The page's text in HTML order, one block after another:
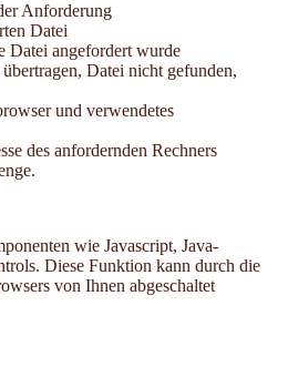
Anforderung
Datei
Datei angefordert wurde
Datei nicht gefunden,
und verwendetes
des anfordernden Rechners
wie Javascript, Java-
Diese Funktion kann durch die
von Ihnen abgeschaltet